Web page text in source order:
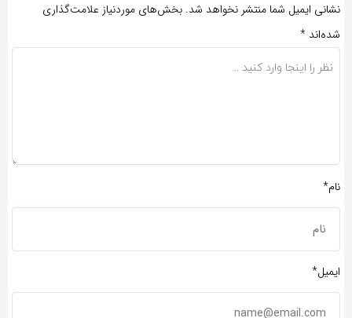
نشانی ایمیل شما منتشر نخواهد شد. بخش‌های موردنیاز علامت‌گذاری
شده‌اند *
نام*
ایمیل*